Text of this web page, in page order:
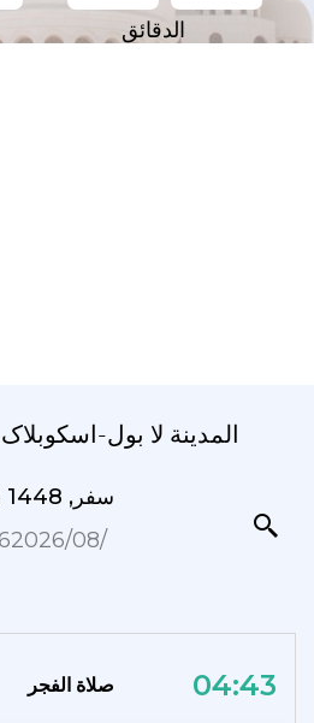
الدقائق
المدينة لا بول-
23 سفر, 1448
06‏/08‏/2026
صلاة الفجر 04:43